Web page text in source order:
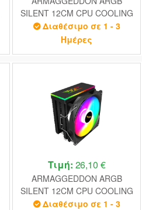
SILENT 12CM CPU COOLING
FAN 4 HEAT PIPES BLACK
Διαθέσιμο σε 1 - 3
Ημέρες
Τιμή: 26,10 €
ARMAGGEDDON ARGB
SILENT 12CM CPU COOLING
FAN 6 HEAT PIPES BLACK
Διαθέσιμο σε 1 - 3